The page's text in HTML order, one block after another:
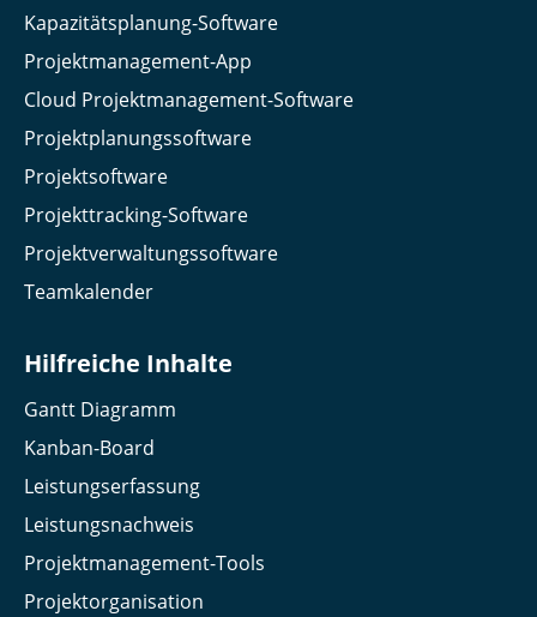
Kapazitätsplanung-Software
Projektmanagement-App
Cloud Projektmanagement-Software
Projektplanungssoftware
Projektsoftware
Projekttracking-Software
Projektverwaltungssoftware
Teamkalender
Hilfreiche Inhalte
Gantt Diagramm
Kanban-Board
Leistungserfassung
Leistungsnachweis
Projektmanagement-Tools
Projektorganisation